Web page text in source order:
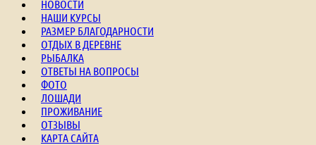
НОВОСТИ
НАШИ КУРСЫ
РАЗМЕР БЛАГОДАРНОСТИ
ОТДЫХ В ДЕРЕВНЕ
РЫБАЛКА
ОТВЕТЫ НА ВОПРОСЫ
ФОТО
ЛОШАДИ
ПРОЖИВАНИЕ
ОТЗЫВЫ
КАРТА САЙТА